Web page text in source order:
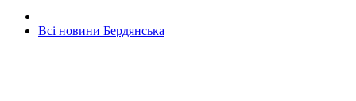
Всі новини Бердянська